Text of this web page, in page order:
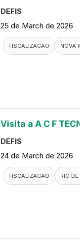
DEFIS
25 de March de 2026
FISCALIZACAO NOVA
Visita a A C F
DEFIS
24 de March de 2026
FISCALIZACAO RIO